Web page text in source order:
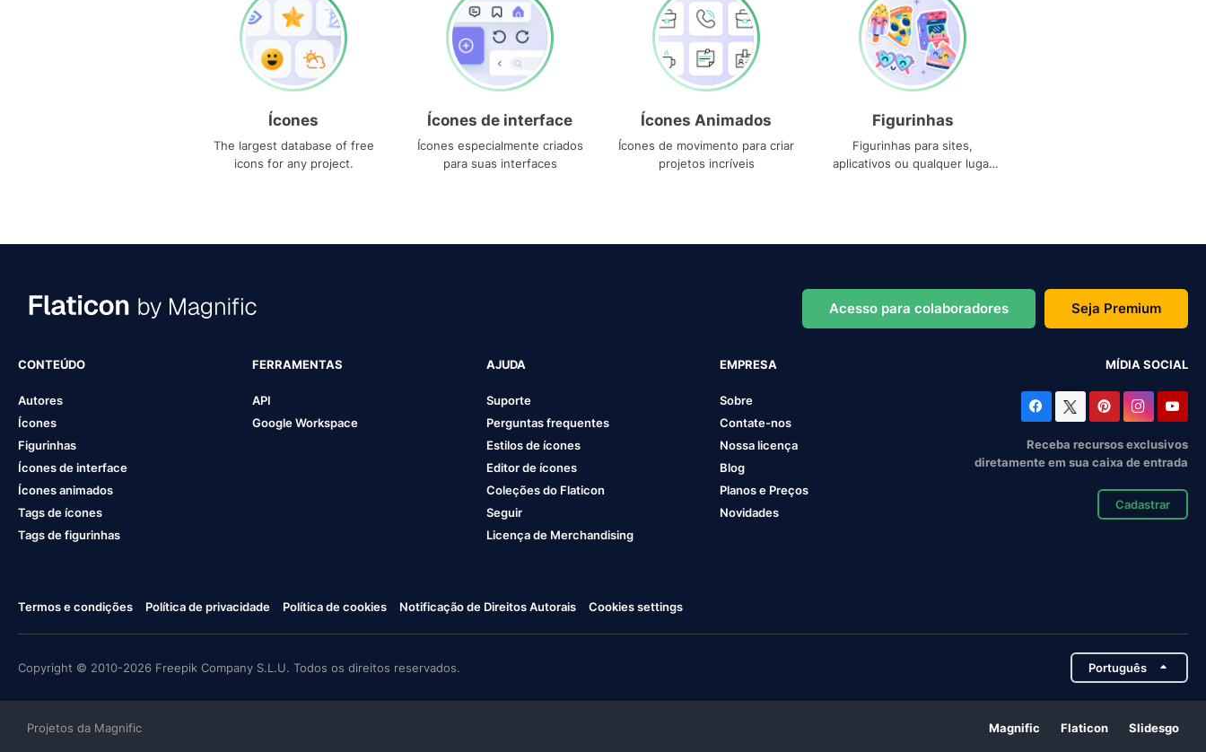
Ícones
The largest database of free
icons for any project.
Ícones de interface
Ícones especialmente criados
para suas interfaces
Ícones Animados
Ícones de movimento para criar
projetos incríveis
Figurinhas
Figurinhas para sites,
aplicativos ou qualquer lugar
Acesso para colaboradores Seja Premium
CONTEÚDO
Autores
Ícones
Figurinhas
Ícones de interface
Ícones animados
Tags de ícones
Tags de figurinhas
FERRAMENTAS
API
Google Workspace
AJUDA
Suporte
Perguntas frequentes
Estilos de ícones
Editor de ícones
Coleções do Flaticon
Seguir
Licença de Merchandising
EMPRESA
Sobre
Contate-nos
Nossa licença
Blog
Planos e Preços
Novidades
MÍDIA SOCIAL
Receba recursos exclusivos
diretamente em sua caixa de entrada
Cadastrar
Termos e condições Política de privacidade Política de cookies Notificação de Direitos Autorais Cookies settings
Copyright © 2010-2026 Freepik Company S.L.U. Todos os direitos reservados. Português
Projetos da Magnific Magnific Flaticon Slidesgo